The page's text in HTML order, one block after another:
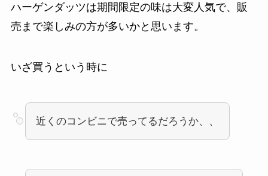
ハーゲンダッツは期間限定の味は大変人気で、販
売まで楽しみの方が多いかと思います。
いざ買うという時に
近くのコンビニで売ってるだろうか、、